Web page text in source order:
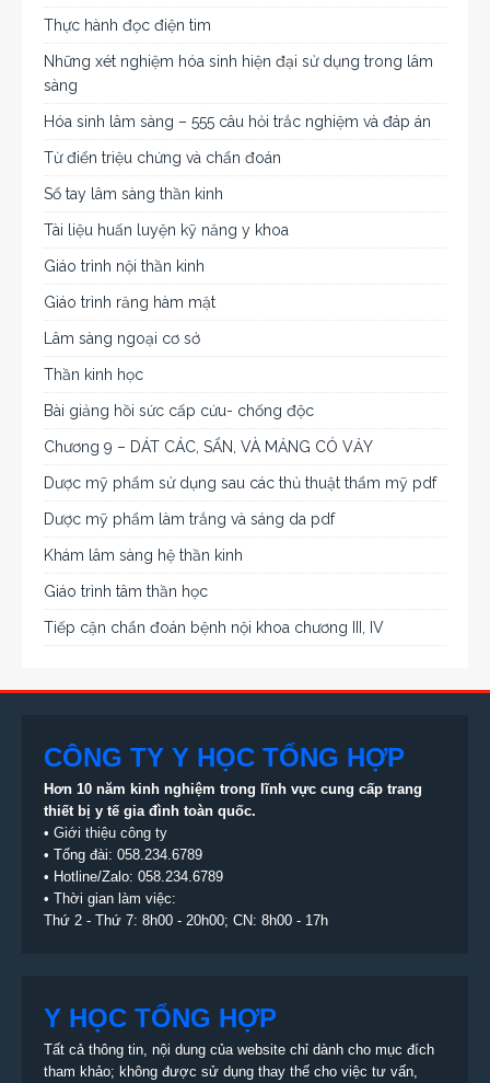
Thực hành đọc điện tim
Những xét nghiệm hóa sinh hiện đại sử dụng trong lâm
sàng
Hóa sinh lâm sàng – 555 câu hỏi trắc nghiệm và đáp án
Từ điển triệu chứng và chẩn đoán
Sổ tay lâm sàng thần kinh
Tài liệu huấn luyện kỹ năng y khoa
Giáo trình nội thần kinh
Giáo trình răng hàm mặt
Lâm sàng ngoại cơ sở
Thần kinh học
Bài giảng hồi sức cấp cứu- chống độc
Chương 9 – DÁT CÁC, SẨN, VÀ MẢNG CÓ VẢY
Dược mỹ phẩm sử dụng sau các thủ thuật thẩm mỹ pdf
Dược mỹ phẩm làm trắng và sáng da pdf
Khám lâm sàng hệ thần kinh
Giáo trình tâm thần học
Tiếp cận chẩn đoán bệnh nội khoa chương III, IV
CÔNG TY Y HỌC TỔNG HỢP
Hơn 10 năm kinh nghiệm trong lĩnh vực cung cấp trang
thiết bị y tế gia đình toàn quốc.
• Giới thiệu công ty
• Tổng đài: 058.234.6789
• Hotline/Zalo: 058.234.6789
• Thời gian làm việc:
Thứ 2 - Thứ 7: 8h00 - 20h00; CN: 8h00 - 17h
Y HỌC TỔNG HỢP
Tất cả thông tin, nội dung của website chỉ dành cho mục đích
tham khảo; không được sử dụng thay thế cho việc tư vấn,